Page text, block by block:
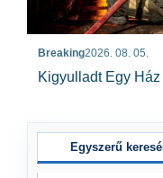
Breaking2026. 08. 05.
Kigyulladt Egy
Egyszerű